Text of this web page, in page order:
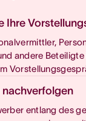
Ihre
andere
nachverfolgen
entlang des